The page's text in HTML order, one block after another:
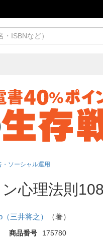
・ソーシャル運用
心理法則108
三井将之） （著）
商品番号
175780